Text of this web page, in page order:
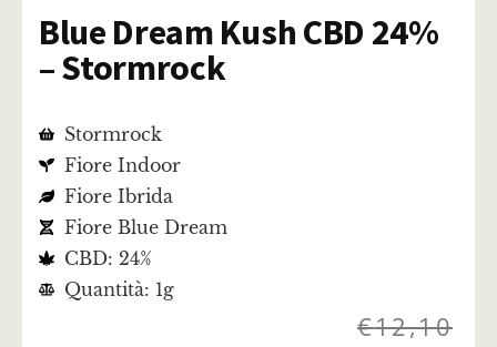
Blue Dream Kush CBD 24%
– Stormrock
Stormrock
Fiore Indoor
Fiore Ibrida
Fiore Blue Dream
CBD: 24%
Quantità: 1g
€12,10